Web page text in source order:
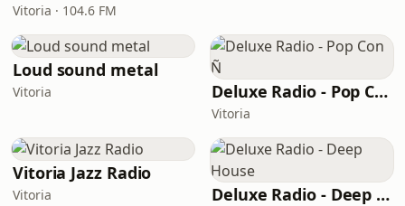
Vitoria · 104.6 FM
Loud sound metal
Vitoria Deluxe Radio - Pop Con Ñ
Vitoria
Vitoria Jazz Radio
Vitoria Deluxe Radio - Deep House